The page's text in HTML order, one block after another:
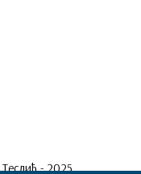
- 2025.